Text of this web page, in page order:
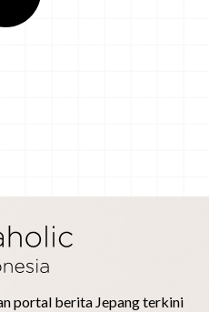
portal berita Jepang terkini